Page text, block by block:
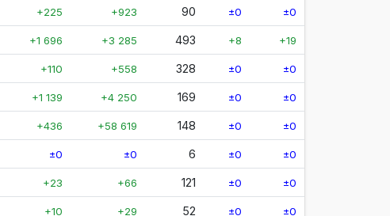
+225 +923 90 ±0 ±0
+1 696 +3 285 493 +8 +19
+110 +558 328 ±0 ±0
+1 139 +4 250 169 ±0 ±0
+436 +58 619 148 ±0 ±0
±0 ±0 6 ±0 ±0
+23 +66 121 ±0 ±0
+10 +29 52 ±0 ±0